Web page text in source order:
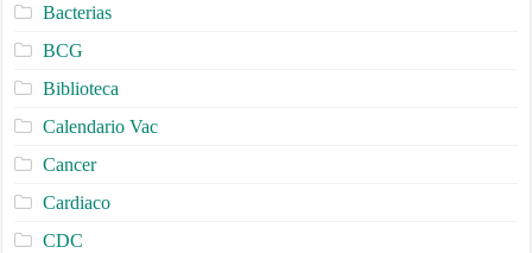
Bacterias
BCG
Biblioteca
Calendario Vac
Cancer
Cardiaco
CDC